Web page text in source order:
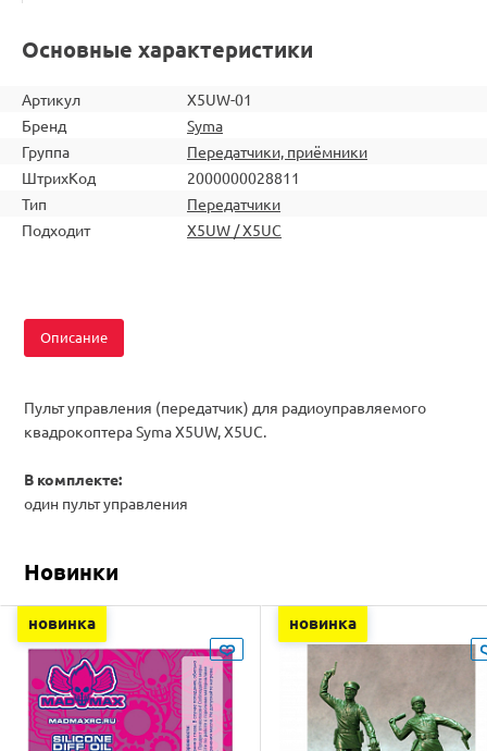
Основные характеристики
Артикул
X5UW-01
Бренд
Syma
Группа
Передатчики, приёмники
ШтрихКод
2000000028811
Тип
Передатчики
Подходит
X5UW / X5UC
Описание
Пульт управления (передатчик) для радиоуправляемого
квадрокоптера Syma X5UW, X5UC.
В комплекте:
один пульт управления
Новинки
новинка новинка